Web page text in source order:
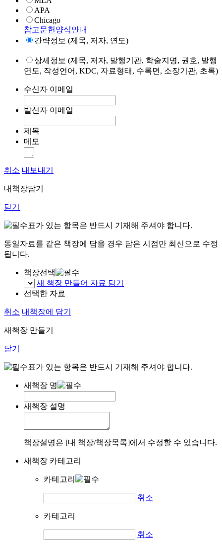
APA
Chicago
참고문헌양식안내
간략정보 (제목, 저자, 연도)
상세정보 (제목, 저자, 발행기관, 학술지명, 권호, 발행
연도, 작성언어, KDC, 자료형태, 수록면, 소장기관, 초록)
수신자 이메일
발신자 이메일
제목
메모
취소 내보내기
내책장담기
닫기
표가 있는 항목은 반드시 기재해 주셔야 합니다.
동일자료를 같은 책장에 담을 경우 담은 시점만 최신으로 수정
됩니다.
책장선택
새 책장 만들어 자료 담기
선택한 자료
취소 내책장에 담기
새책장 만들기
닫기
표가 있는 항목은 반드시 기재해 주셔야 합니다.
새책장 명
새책장 설명
책장설명은 [내 책장/책장목록]에서 수정할 수 있습니다.
새책장 카테고리
카테고리
취소
카테고리
취소